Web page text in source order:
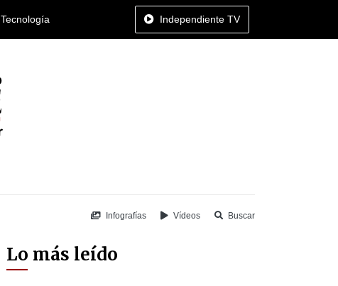
Tecnología Independiente TV
Infografías Vídeos Buscar
Lo más leído